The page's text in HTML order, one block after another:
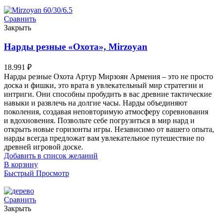
Сравнить
Закрыть
Нарды резные «Охота», Mirzoyan
18.991 ₽
Нарды резные Охота Артур Мирзоян Армения – это не просто
доска и фишки, это врата в увлекательный мир стратегии и
интриги. Они способны пробудить в вас древние тактические
навыки и развлечь на долгие часы. Нарды объединяют
поколения, создавая неповторимую атмосферу соревнования
и вдохновения. Позвольте себе погрузиться в мир нард и
открыть новые горизонты игры. Независимо от вашего опыта,
нарды всегда предложат вам увлекательное путешествие по
древней игровой доске.
Добавить в список желаний
В корзину
Быстрый Просмотр
Сравнить
Закрыть